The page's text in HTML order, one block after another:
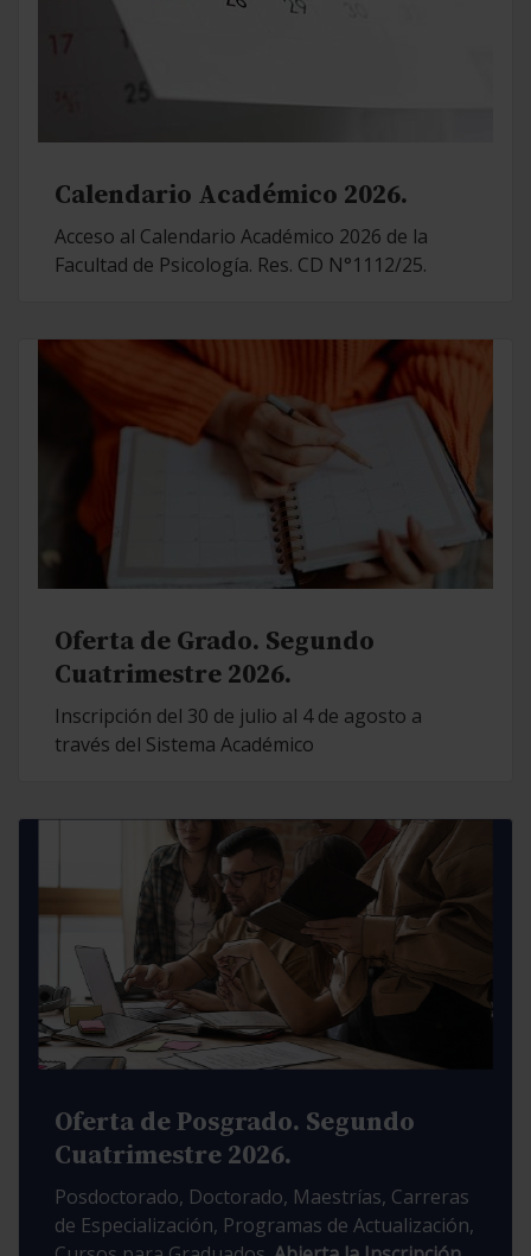
Calendario Académico 2026.
Acceso al Calendario Académico 2026 de la
Facultad de Psicología. Res. CD N°1112/25.
Oferta de Grado. Segundo
Cuatrimestre 2026.
Inscripción del 30 de julio al 4 de agosto a
través del Sistema Académico
Oferta de Posgrado. Segundo
Cuatrimestre 2026.
Posdoctorado, Doctorado, Maestrías, Carreras
de Especialización, Programas de Actualización,